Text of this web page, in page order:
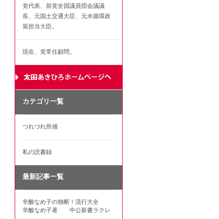
党代表、前党全国議員団会議議
長、元国土交通大臣、元水循環政
策担当大臣。
現在、党常任顧問。
カテゴリ一覧
つれづれ所感
私の読書録
最新記事一覧
辛酸なめ子の独断！流行大全
辛酸なめ子著 中公新書ラクレ